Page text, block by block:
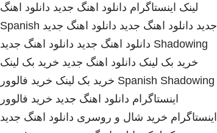
لینک اینستاگرام دانلود اهنگ جدید دانلود اهنگ
جدید دانلود اهنگ جدید دانلود اهنگ جدید Spanish
Shadowing دانلود اهنگ جدید دانلود اهنگ جدید
خرید بک لینک دانلود اهنگ جدید خرید بک لینک
Spanish Shadowing خرید بک لینک خرید فالوور
اینستاگرام دانلود اهنگ جدید خرید فالوور
اینستاگرام خرید شال و روسری دانلود اهنگ جدید